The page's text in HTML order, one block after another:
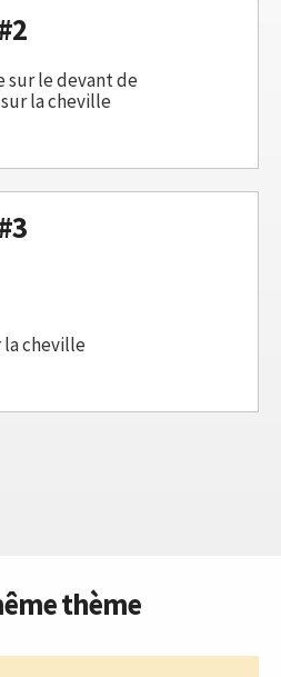
sur le devant de
la cheville
cheville
thème